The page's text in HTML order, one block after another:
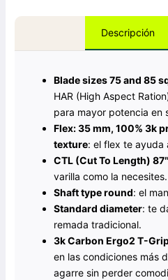
Descripción
Blade sizes 75 and 85
HAR (High Aspect
para mayor potencia en
Flex: 35 mm, 100% 3k
texture: el flex te ayuda
CTL (Cut To Length)
varilla como la necesites.
Shaft type round: el
Standard diameter: te
remada tradicional.
3k Carbon Ergo2 T-
en las condiciones más
agarre sin perder